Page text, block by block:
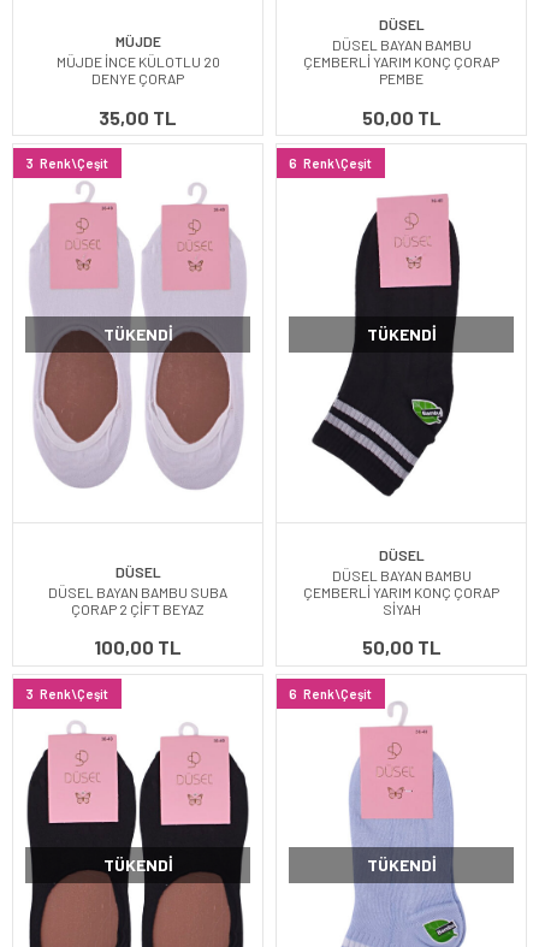
MÜJDE
MÜJDE İNCE KÜLOTLU 20
DENYE ÇORAP
35,00 TL
DÜSEL
DÜSEL BAYAN BAMBU
ÇEMBERLİ YARIM KONÇ ÇORAP
PEMBE
50,00 TL
3 Renk\Çeşit
TÜKENDI
DÜSEL
DÜSEL BAYAN BAMBU SUBA
ÇORAP 2 ÇİFT BEYAZ
100,00 TL
6 Renk\Çeşit
TÜKENDI
DÜSEL
DÜSEL BAYAN BAMBU
ÇEMBERLİ YARIM KONÇ ÇORAP
SİYAH
50,00 TL
3 Renk\Çeşit
TÜKENDI
6 Renk\Çeşit
TÜKENDI